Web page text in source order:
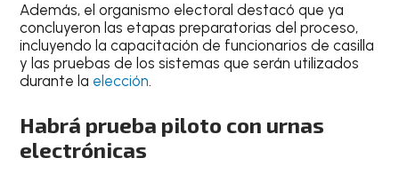
Además, el organismo electoral destacó que ya
concluyeron las etapas preparatorias del proceso,
incluyendo la capacitación de funcionarios de casilla
y las pruebas de los sistemas que serán utilizados
durante la elección.
Habrá prueba piloto con urnas
electrónicas